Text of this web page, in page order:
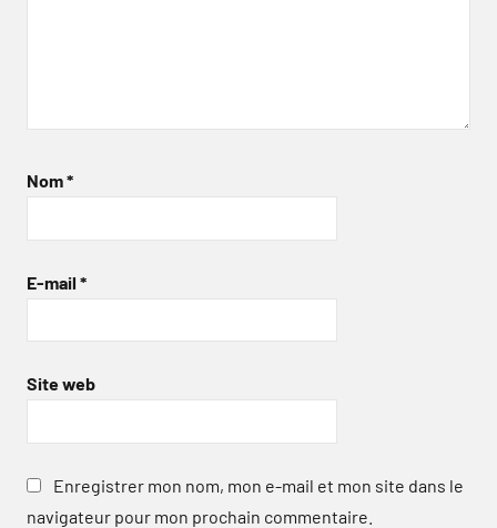
Nom*
E-mail *
Site web
Enregistrer mon nom, mon e-mail et mon site dans le
navigateur pour mon prochain commentaire.